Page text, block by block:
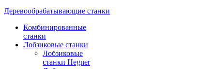
Деревообрабатывающие станки
Комбинированные
станки
Лобзиковые станки
Лобзиковые
станки Hegner